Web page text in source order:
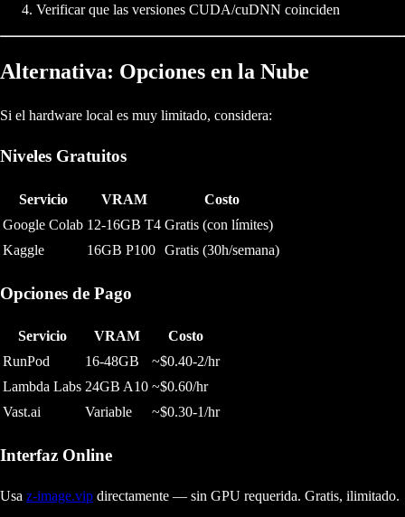
Verificar que las versiones CUDA/cuDNN coinciden
Alternativa: Opciones en la Nube
Si el hardware local es muy limitado, considera:
Niveles Gratuitos
Servicio VRAM
Costo
Google Colab 12-16GB T4 Gratis (con límites)
Kaggle
16GB P100 Gratis (30h/semana)
Opciones de Pago
Servicio VRAM
Costo
RunPod
16-48GB
~$0.40-2/hr
Lambda Labs 24GB A10 ~$0.60/hr
Vast.ai
Variable ~$0.30-1/hr
Interfaz Online
Usa z-image.vip directamente — sin GPU requerida. Gratis, ilimitado.